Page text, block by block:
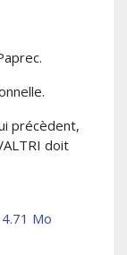
précèdent,
doit
Mo